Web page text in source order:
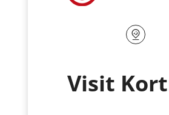
Visit